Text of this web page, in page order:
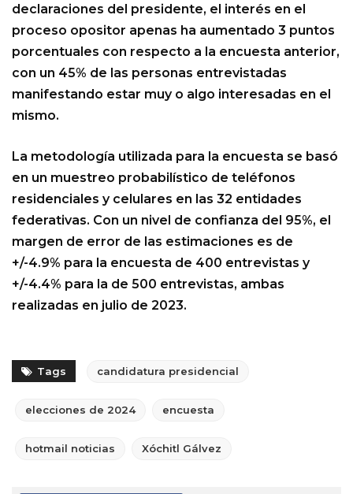
declaraciones del presidente, el interés en el
proceso opositor apenas ha aumentado 3 puntos
porcentuales con respecto a la encuesta anterior,
con un 45% de las personas entrevistadas
manifestando estar muy o algo interesadas en el
mismo.
La metodología utilizada para la encuesta se basó
en un muestreo probabilístico de teléfonos
residenciales y celulares en las 32 entidades
federativas. Con un nivel de confianza del 95%, el
margen de error de las estimaciones es de
+/-4.9% para la encuesta de 400 entrevistas y
+/-4.4% para la de 500 entrevistas, ambas
realizadas en julio de 2023.
Tags candidatura presidencial
elecciones de 2024 encuesta
hotmail noticias Xóchitl Gálvez